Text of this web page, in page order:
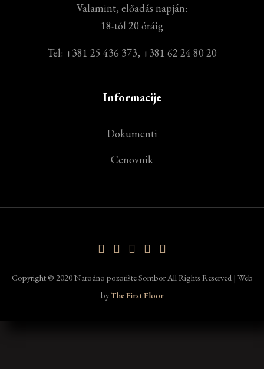
Valamint, előadás napján:
18-tól 20 óráig
Tel: +381 25 436 373, +381 62 24 80 20
Informacije
Dokumenti
Cenovnik
Copyright © 2020 Narodno pozorište Sombor All Rights Reserved | Web
byThe First Floor